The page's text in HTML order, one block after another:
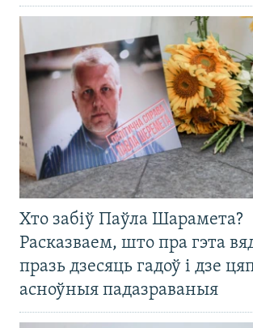
Хто забіў Паўла Шарамета?
Расказваем, што пра гэта
празь дзесяць гадоў і дзе
асноўныя падазраваныя